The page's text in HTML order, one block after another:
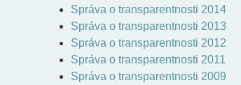
Správa o transparentnosti 2014
Správa o transparentnosti 2013
Správa o transparentnosti 2012
Správa o transparentnosti 2011
Správa o transparentnosti 2009